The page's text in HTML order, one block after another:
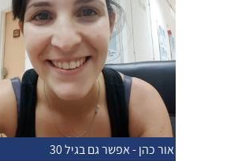
אור כהן - אפשר גם בגיל 30